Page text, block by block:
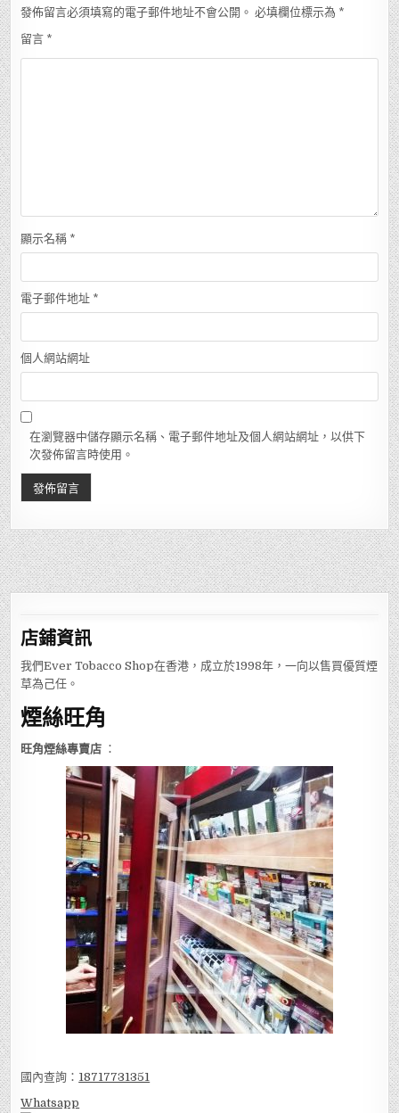
發佈留言必須填寫的電子郵件地址不會公開。 必填欄位標示為 *
留言 *
顯示名稱 *
電子郵件地址 *
個人網站網址
在瀏覽器中儲存顯示名稱、電子郵件地址及個人網站網址，以供下
次發佈留言時使用。
店鋪資訊
我們Ever Tobacco Shop在香港，成立於1998年，一向以售買優質煙
草為己任。
煙絲旺角
旺角煙絲專賣店 ：
國內查詢： 18717731351
Whatsapp